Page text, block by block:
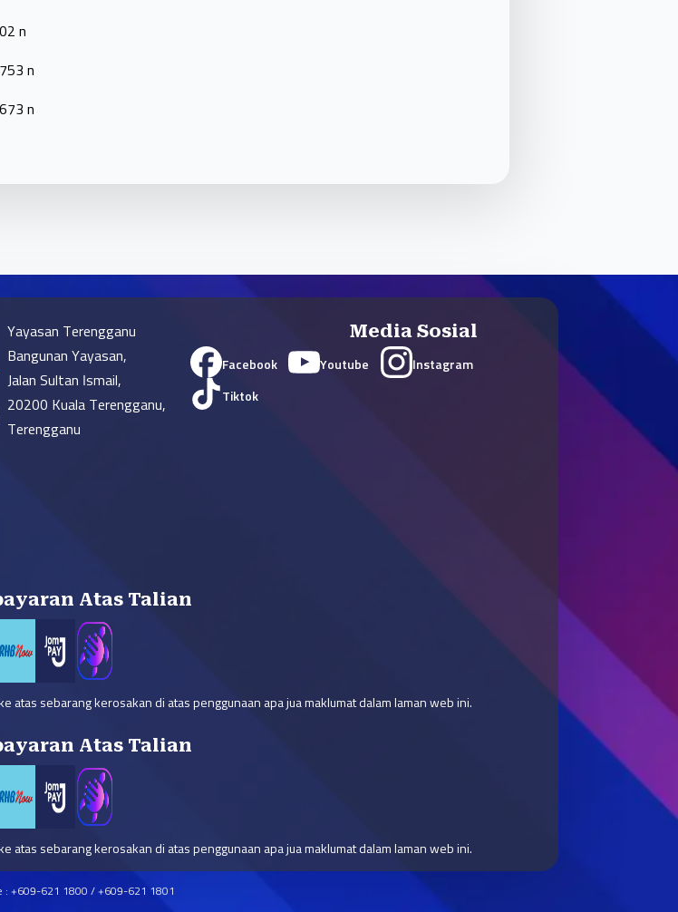
Yayasan Terengganu
Bangunan Yayasan,
Jalan Sultan Ismail,
20200 Kuala Terengganu,
Terengganu
Media Sosial
Facebook Youtube Instagram
Tiktok
Atas Talian
atas sebarang kerosakan di atas penggunaan apa jua maklumat dalam laman web ini.
Atas Talian
atas sebarang kerosakan di atas penggunaan apa jua maklumat dalam laman web ini.
: +609-621 1800 / +609-621 1801